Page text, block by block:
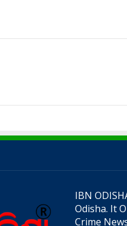
IBN
Odisha. It
Crime